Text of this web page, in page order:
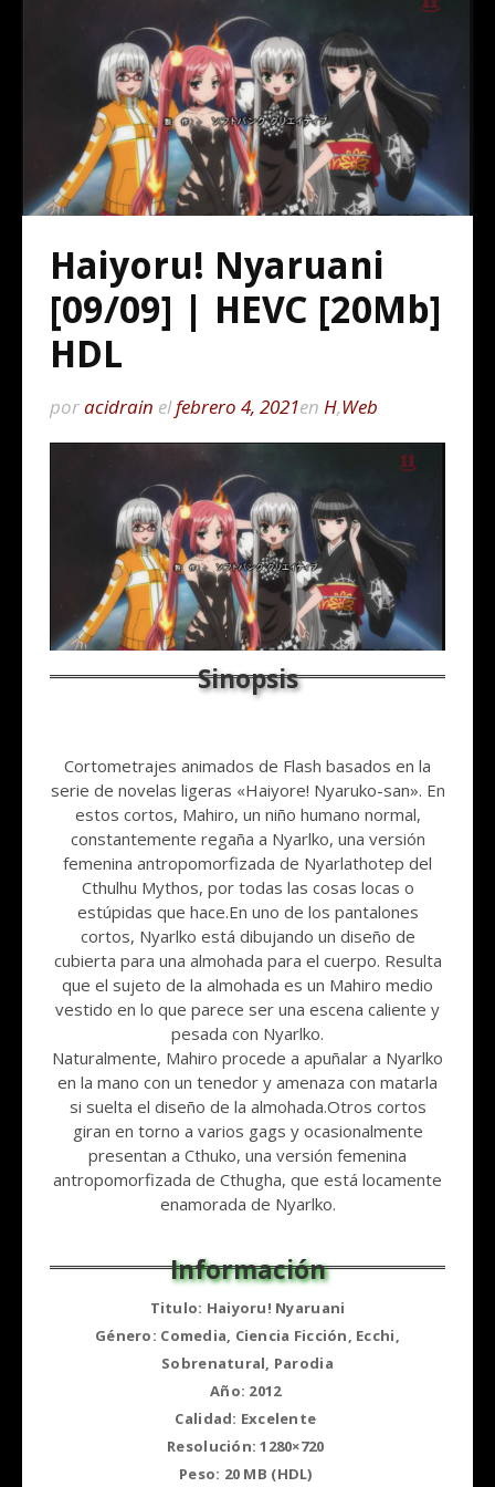
Haiyoru! Nyaruani
[09/09] | HEVC [20Mb]
HDL
poracidrain elfebrero 4, 2021en H,Web
Cortometrajes animados de Flash basados en la
serie de novelas ligeras «Haiyore! Nyaruko-san». En
estos cortos, Mahiro, un niño humano normal,
constantemente regaña a Nyarlko, una versión
femenina antropomorfizada de Nyarlathotep del
Cthulhu Mythos, por todas las cosas locas o
estúpidas que hace.En uno de los pantalones
cortos, Nyarlko está dibujando un diseño de
cubierta para una almohada para el cuerpo. Resulta
que el sujeto de la almohada es un Mahiro medio
vestido en lo que parece ser una escena caliente y
pesada con Nyarlko.
Naturalmente, Mahiro procede a apuñalar a Nyarlko
en la mano con un tenedor y amenaza con matarla
si suelta el diseño de la almohada.Otros cortos
giran en torno a varios gags y ocasionalmente
presentan a Cthuko, una versión femenina
antropomorfizada de Cthugha, que está locamente
enamorada de Nyarlko.
Titulo: Haiyoru! Nyaruani
Género: Comedia, Ciencia Ficción, Ecchi,
Sobrenatural, Parodia
Año: 2012
Calidad: Excelente
Resolución: 1280×720
Peso: 20 MB (HDL)